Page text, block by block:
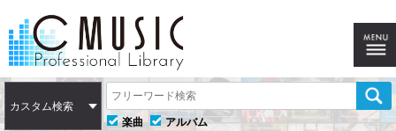
カスタム検索
楽曲
アルバム